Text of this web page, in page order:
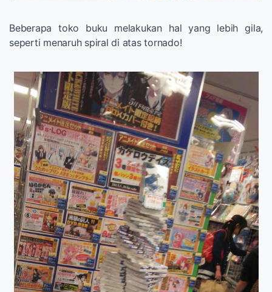
Beberapa toko buku melakukan hal yang lebih gila,
seperti menaruh spiral di atas tornado!